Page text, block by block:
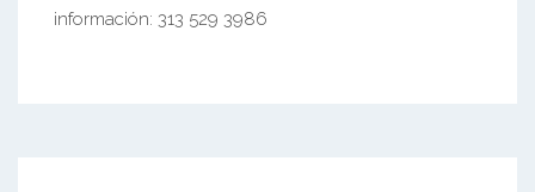
información: 313 529 3986